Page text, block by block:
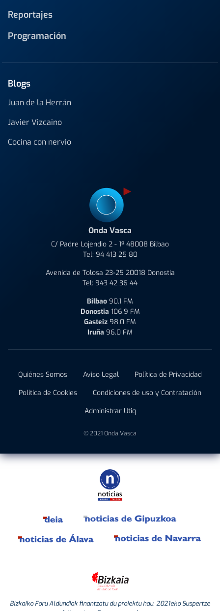
Reportajes
Programación
Blogs
Juan de la Herrán
Javier Vizcaino
Cocina con nervio
Onda Vasca
C/ Padre Lojendio 2 - 1º 48008 Bilbao
Tel: 94 413 25 80
Avenida de Tolosa 23-25 20018 Donostia
Tel: 943 42 36 44
Bilbao 90.1 FM
Donostia 106.9 FM
Gasteiz 98.0 FM
Iruña 96.0 FM
Quiénes Somos Aviso Legal
Política de Privacidad
Política de Cookies
Condiciones de uso y Contratación
Administrar Utiq
© 2021 Onda Vasca
Bizkaiko Foru Aldundiak finantzatu du proiektu hau, 2021eko Suspertze